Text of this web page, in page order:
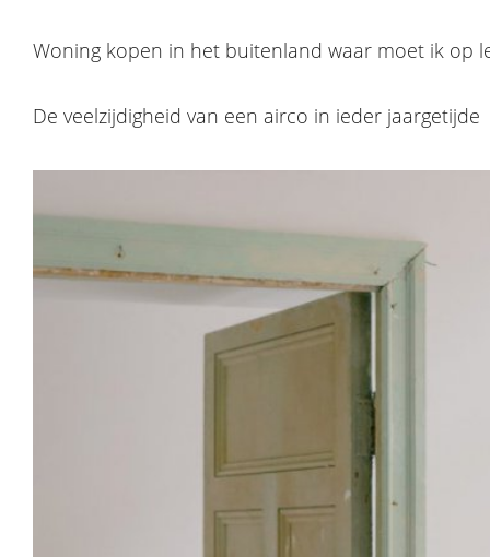
Woning kopen in het buitenland waar moet ik op
De veelzijdigheid van een airco in ieder jaargetijde